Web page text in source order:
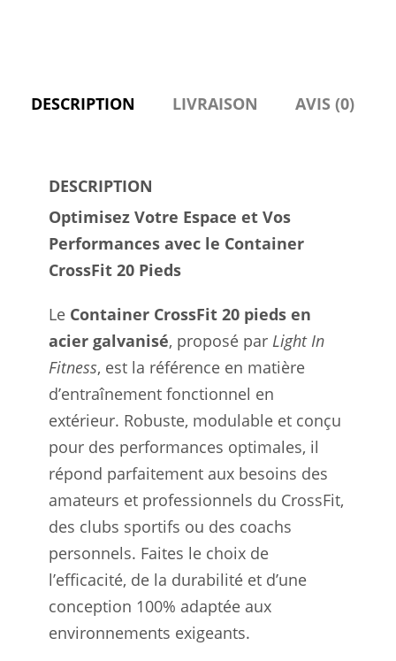
DESCRIPTION LIVRAISON AVIS (0)
DESCRIPTION
Optimisez Votre Espace et Vos
Performances avec le Container
CrossFit 20 Pieds
Le Container CrossFit 20 pieds en
acier galvanisé, proposé par Light In
Fitness, est la référence en matière
d’entraînement fonctionnel en
extérieur. Robuste, modulable et conçu
pour des performances optimales, il
répond parfaitement aux besoins des
amateurs et professionnels du CrossFit,
des clubs sportifs ou des coachs
personnels. Faites le choix de
l’efficacité, de la durabilité et d’une
conception 100% adaptée aux
environnements exigeants.